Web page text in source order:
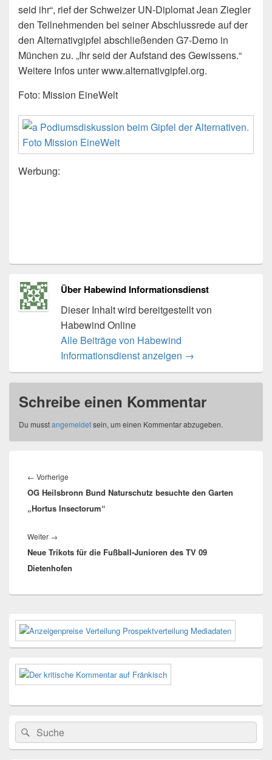
seid ihr“, rief der Schweizer UN-Diplomat Jean Ziegler
den Teilnehmenden bei seiner Abschlussrede auf der
den Alternativgipfel abschließenden G7-Demo in
München zu. „Ihr seid der Aufstand des Gewissens.“
Weitere Infos unter www.alternativgipfel.org.
Foto: Mission EineWelt
Werbung:
Über Habewind Informationsdienst
Dieser Inhalt wird bereitgestellt von
Habewind Online
Alle Beiträge von Habewind
Informationsdienst anzeigen →
Schreibe einen Kommentar
Du musstangemeldetsein, um einen Kommentar abzugeben.
← Vorherige
Beitrag:
OG Heilsbronn Bund Naturschutz besuchte den Garten
„Hortus Insectorum“
Weiter →
Beitrag:
Neue Trikots für die Fußball-Junioren des TV 09
Dietenhofen
Primärer
Seitenleisten-
Widgetbereich
Suchen
nach:
Suchen